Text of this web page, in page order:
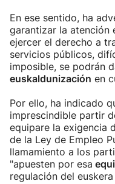
En ese sentido, ha
garantizar la atención
ejercer el derecho a
servicios públicos,
imposible, se podrán
euskaldunización en
Por ello, ha indicado
imprescindible partir
equipare la exigencia
de la Ley de Empleo
llamamiento a los
"apuesten por esa
regulación del